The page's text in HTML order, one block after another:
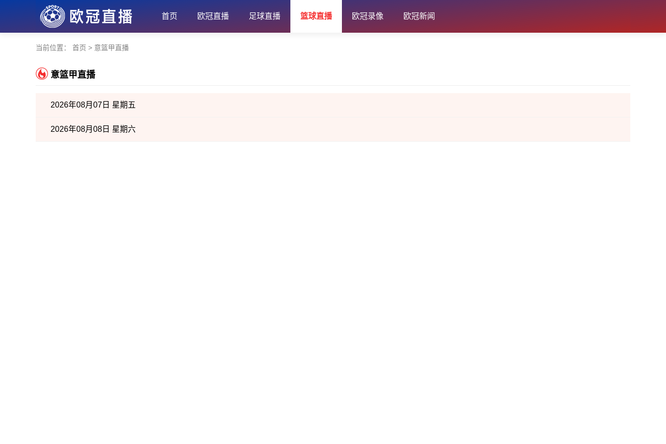
首页 欧冠直播 足球直播 篮球直播 欧冠录像 欧冠新闻
当前位置： 首页 > 意篮甲直播
意篮甲直播
2026年08月07日 星期五
2026年08月08日 星期六